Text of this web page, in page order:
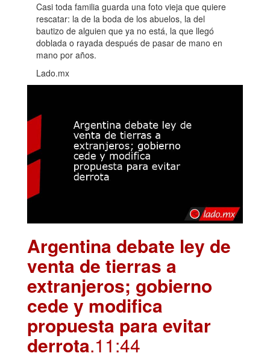
Casi toda familia guarda una foto vieja que quiere
rescatar: la de la boda de los abuelos, la del
bautizo de alguien que ya no está, la que llegó
doblada o rayada después de pasar de mano en
mano por años.
Lado.mx
Argentina debate ley de
venta de tierras a
extranjeros; gobierno
cede y modifica
propuesta para evitar
derrota.11:44